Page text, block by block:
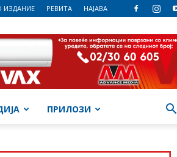
ИЗДАНИЕ РЕВИТА НАЈАВА
ПРИЛОЗИ